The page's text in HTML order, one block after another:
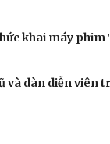
khai máy phim
và dàn diễn viên